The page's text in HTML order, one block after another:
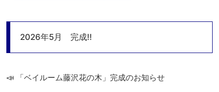
2026年5月 完成!!
📣 「ベイルーム藤沢花の木」完成のお知らせ